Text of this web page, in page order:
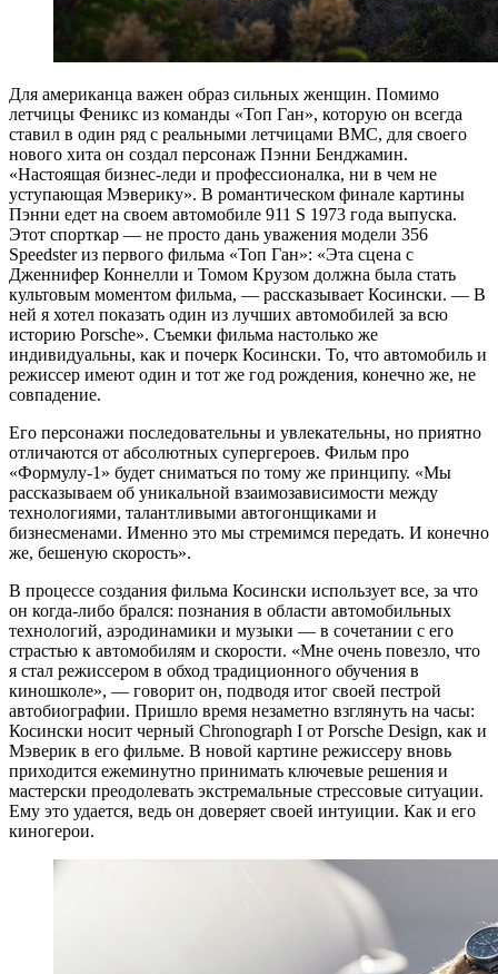
Для американца важен образ сильных женщин. Помимо
летчицы Феникс из команды «Топ Ган», которую он всегда
ставил в один ряд с реальными летчицами ВМС, для своего
нового хита он создал персонаж Пэнни Бенджамин.
«Настоящая бизнес-леди и профессионалка, ни в чем не
уступающая Мэверику». В романтическом финале картины
Пэнни едет на своем автомобиле 911 S 1973 года выпуска.
Этот спорткар — не просто дань уважения модели 356
Speedster из первого фильма «Топ Ган»: «Эта сцена с
Дженнифер Коннелли и Томом Крузом должна была стать
культовым моментом фильма, — рассказывает Косински. — В
ней я хотел показать один из лучших автомобилей за всю
историю Porsche». Съемки фильма настолько же
индивидуальны, как и почерк Косински. То, что автомобиль и
режиссер имеют один и тот же год рождения, конечно же, не
совпадение.
Его персонажи последовательны и увлекательны, но приятно
отличаются от абсолютных супергероев. Фильм про
«Формулу-1» будет сниматься по тому же принципу. «Мы
рассказываем об уникальной взаимозависимости между
технологиями, талантливыми автогонщиками и
бизнесменами. Именно это мы стремимся передать. И конечно
же, бешеную скорость».
В процессе создания фильма Косински использует все, за что
он когда-либо брался: познания в области автомобильных
технологий, аэродинамики и музыки — в сочетании с его
страстью к автомобилям и скорости. «Мне очень повезло, что
я стал режиссером в обход традиционного обучения в
киношколе», — говорит он, подводя итог своей пестрой
автобиографии. Пришло время незаметно взглянуть на часы:
Косински носит черный Chronograph I от Porsche Design, как и
Мэверик в его фильме. В новой картине режиссеру вновь
приходится ежеминутно принимать ключевые решения и
мастерски преодолевать экстремальные стрессовые ситуации.
Ему это удается, ведь он доверяет своей интуиции. Как и его
киногерои.